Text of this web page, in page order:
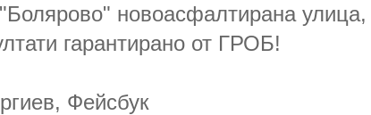
новоасфалтирана
гарантирано от ГРОБ!
Фейсбук